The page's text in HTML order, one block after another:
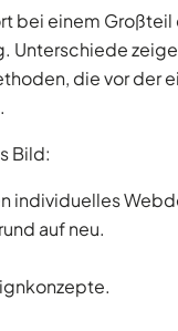
bei einem Großteil
Unterschiede
die vor der
Bild:
individuelles
auf neu.